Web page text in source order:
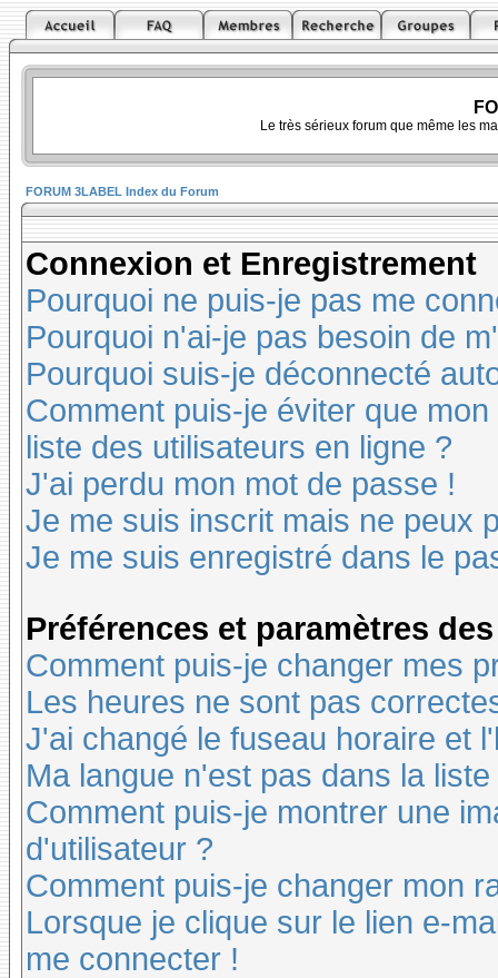
Le très sérieux forum que même les
FORUM 3LABEL Index du Forum
Connexion et Enregistrement
Pourquoi ne puis-je pas me
Pourquoi n'ai-je pas besoin de
Pourquoi suis-je déconnecté
Comment puis-je éviter que
liste des utilisateurs en ligne ?
J'ai perdu mon mot de passe !
Je me suis inscrit mais ne peux
Je me suis enregistré dans le
Préférences et paramètres
Comment puis-je changer mes
Les heures ne sont pas
J'ai changé le fuseau horaire et
Ma langue n'est pas dans la liste
Comment puis-je montrer une
d'utilisateur ?
Comment puis-je changer mon
Lorsque je clique sur le lien e-
me connecter !